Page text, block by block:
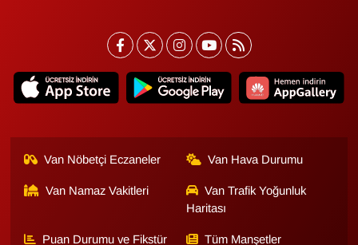
Van Nöbetçi Eczaneler Van Hava Durumu
Van Namaz Vakitleri
Van Trafik Yoğunluk
Haritası
Puan Durumu ve Fikstür Tüm Manşetler
POLİTİKA
Resmi İlanlar
RÖPORTAJ